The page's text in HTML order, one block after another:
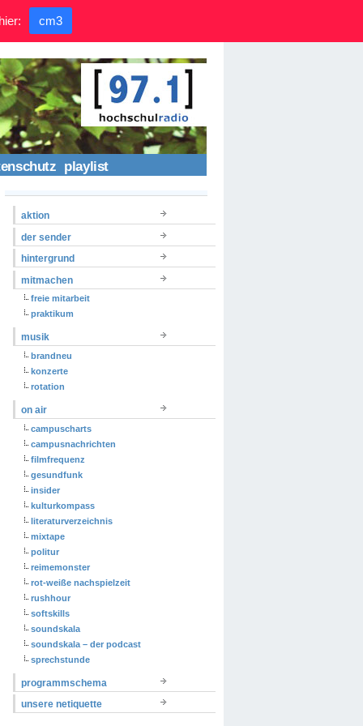
playlist
aktion
der sender
hintergrund
mitmachen
freie mitarbeit
praktikum
musik
brandneu
konzerte
rotation
on air
campuscharts
campusnachrichten
filmfrequenz
gesundfunk
insider
kulturkompass
literaturverzeichnis
mixtape
politur
reimemonster
rot-weiße nachspielzeit
rushhour
softskills
soundskala
soundskala – der podcast
sprechstunde
programmschema
unsere netiquette
cm3